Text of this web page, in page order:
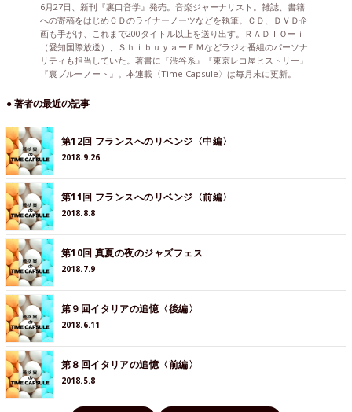
6月27日、新刊『裏口音学』発売。音楽ジャーナリスト。雑誌、書籍
への寄稿をはじめＣＤのライナーノーツなどを執筆。ＣＤ、ＤＶＤ企
画も手がけ、これまで200タイトル以上を送り出す。ＲＡＤＩＯーｉ
（愛知国際放送）、ＳｈｉｂｕｙａーＦＭなどラジオ番組のパーソナ
リティも担当していた。著書に『渋谷系』『東京レコ屋ヒストリー』
『裏ブルーノート』。本連載〈Time Capsule〉は毎月末に更新。
● 著者の最近の記事
第12回 フランスへのリベンジ〈中編〉
2018.9.26
第11回 フランスへのリベンジ〈前編〉
2018.8.8
第10回 真夏の夜のジャズフェス
2018.7.9
第９回イタリアの追憶〈後編〉
2018.6.11
第８回イタリアの追憶〈前編〉
2018.5.8